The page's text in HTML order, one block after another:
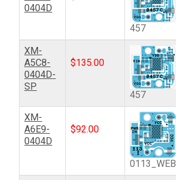
0404D
457
XM-
A5C8-
0404D-
SP
$135.00
457
XM-
A6E9-
0404D
$92.00
0113_WEB